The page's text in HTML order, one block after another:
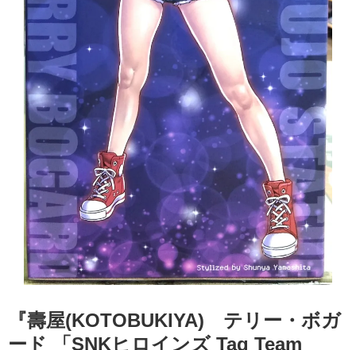
『壽屋(KOTOBUKIYA) テリー・ボガ
ード ​「SNKヒロインズ ​Tag ​Team ​